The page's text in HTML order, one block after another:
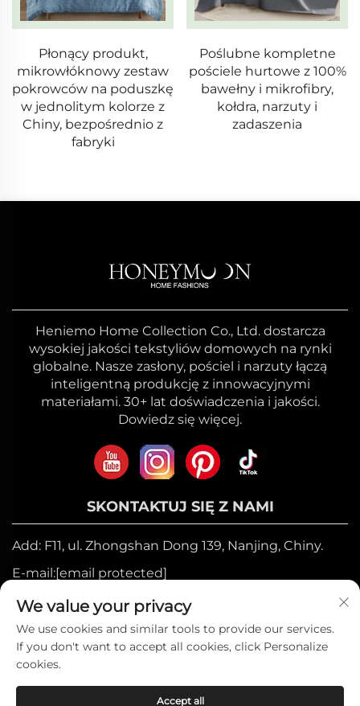
zestaw
z
z
Poślubne kompletne
pościele hurtowe z 100%
bawełny i mikrofibry,
kołdra, narzuty i
zadaszenia
20x20
poduszki w stylu
wieczny wzór w
urok dla
Heniemo Home Collection Co., Ltd. dostarcza
wysokiej jakości tekstyliów domowych na rynki
globalne. Nasze zasłony, pościel i narzuty łączą
inteligentną produkcję z innowacyjnymi
materiałami. 30+ lat doświadczenia i jakości.
Dowiedz się więcej.
SKONTAKTUJ SIĘ Z NAMI
Add: F11, ul. Zhongshan Dong 139, Nanjing, Chiny.
E-mail:[email protected]
Telefon komórkowy:+86-17327710449
Tel.: +86-025-84573776
Prawa autorskie © 2025 by Heniemo Home
We value your privacy
We use cookies and similar tools to provide our services.
If you don't want to accept all cookies, click Personalize
cookies.
Accept all